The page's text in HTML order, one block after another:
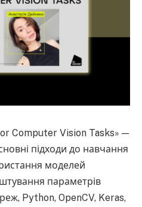
Computer Vision Tasks» —
підходи до навчання
моделей
параметрів
Python, OpenCV, Keras,